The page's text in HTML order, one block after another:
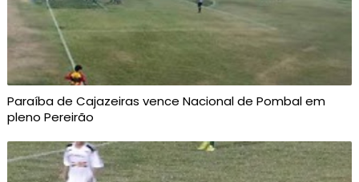
Paraíba de Cajazeiras vence Nacional de Pombal em
pleno Pereirão